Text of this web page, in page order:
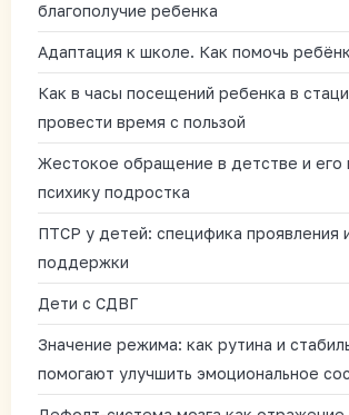
благополучие ребенка
Адаптация к школе. Как помочь
Как в часы посещений ребенка в
провести время с пользой
Жестокое обращение в детстве и его
психику подростка
ПТСР у детей: специфика проявления
поддержки
Дети с СДВГ
Значение режима: как рутина и
помогают улучшить эмоциональное